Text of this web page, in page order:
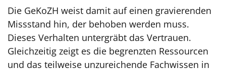
Die GeKoZH weist damit auf einen gravierenden
Missstand hin, der behoben werden muss.
Dieses Verhalten untergräbt das Vertrauen.
Gleichzeitig zeigt es die begrenzten Ressourcen
und das teilweise unzureichende Fachwissen in